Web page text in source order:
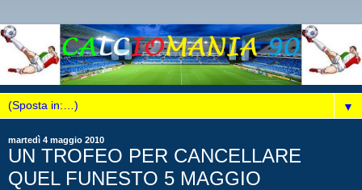
▼
martedì 4 maggio 2010
UN TROFEO PER CANCELLARE
QUEL FUNESTO 5 MAGGIO